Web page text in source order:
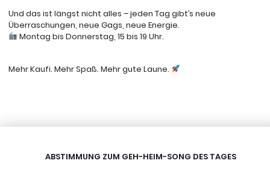
Und das ist längst nicht alles – jeden Tag gibt’s neue
Überraschungen, neue Gags, neue Energie.
Montag bis Donnerstag, 15 bis 19 Uhr.
Mehr Kaufi. Mehr Spaß. Mehr gute Laune.
ABSTIMMUNG ZUM GEH-HEIM-SONG DES TAGES